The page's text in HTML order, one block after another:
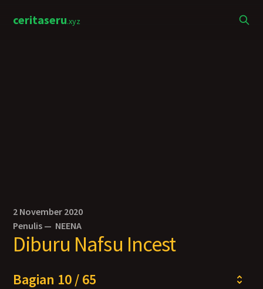
ceritaseru.xyz
2 November 2020
Penulis — NEENA
Diburu Nafsu Incest
Bagian 10 / 65